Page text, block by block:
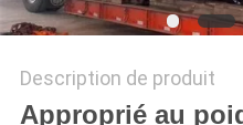
Description de produit
Approprié au